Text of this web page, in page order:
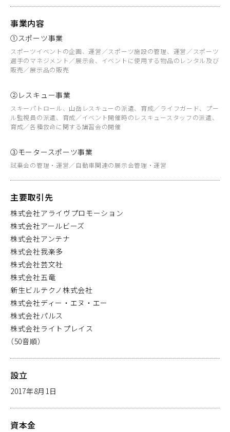
事業内容
①スポーツ事業
スポーツイベントの企画、運営／スポーツ施設の管理、運営／スポーツ
選手のマネジメント／展示会、イベントに使用する物品のレンタル及び
販売／展示品の販売
②レスキュー事業
スキーパトロール、山岳レスキューの派遣、育成／ライフガード、プー
ル監視員の派遣、育成／イベント開催時のレスキュースタッフの派遣、
育成／各種救命に関する講習会の開催
③モータースポーツ事業
試乗会の管理・運営／自動車関連の展示会管理・運営
主要取引先
株式会社アライヴプロモーション
株式会社アールビーズ
株式会社アンテナ
株式会社我楽多
株式会社芸文社
株式会社五竜
新生ビルテクノ株式会社
株式会社ディー・エヌ・エー
株式会社パルス
株式会社ライトプレイス
（50音順）
設立
2017年8月1日
資本金